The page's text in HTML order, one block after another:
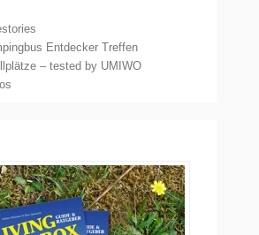
Entdecker Treffen
– tested by UMIWO